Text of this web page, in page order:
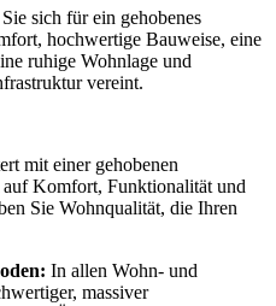
sich für ein gehobenes
hochwertige Bauweise, eine
ruhige Wohnlage und
vereint.
mit einer gehobenen
Komfort, Funktionalität und
Sie Wohnqualität, die Ihren
In allen Wohn- und
massiver